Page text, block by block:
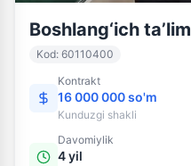
Boshlang‘ich ta’lim
Kod: 60110400
Kontrakt
16 000 000 so'm
Kunduzgi shakli
Davomiylik
4 yil